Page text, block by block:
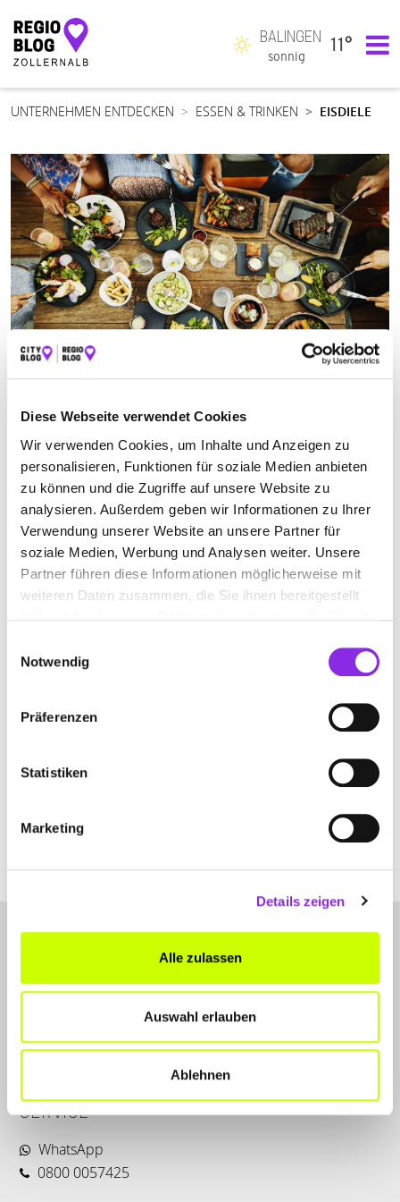
Diese Webseite verwendet Cookies
Wir verwenden Cookies, um Inhalte und Anzeigen zu
personalisieren, Funktionen für soziale Medien anbieten
zu können und die Zugriffe auf unsere Website zu
analysieren. Außerdem geben wir Informationen zu Ihrer
Verwendung unserer Website an unsere Partner für
soziale Medien, Werbung und Analysen weiter. Unsere
Partner führen diese Informationen möglicherweise mit
weiteren Daten zusammen, die Sie ihnen bereitgestellt
Notwendig
Präferenzen
Statistiken
Marketing
Details zeigen
Alle zulassen
Auswahl erlauben
Ablehnen
Hauptnavigation
BALINGEN
sonnig
11°
UNTERNEHMEN ENTDECKEN ESSEN & TRINKEN EISDIELE
EISDIELE
Suchen nach
Finden
Oberndorfer Straße 18 | 78713 Schramberg DE
LET'S CONNECT
SERVICE
WhatsApp
0800 0057425